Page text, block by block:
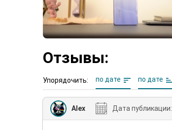
Отзывы:
Упорядочить: по дате по дате
Alex Дата публикации: